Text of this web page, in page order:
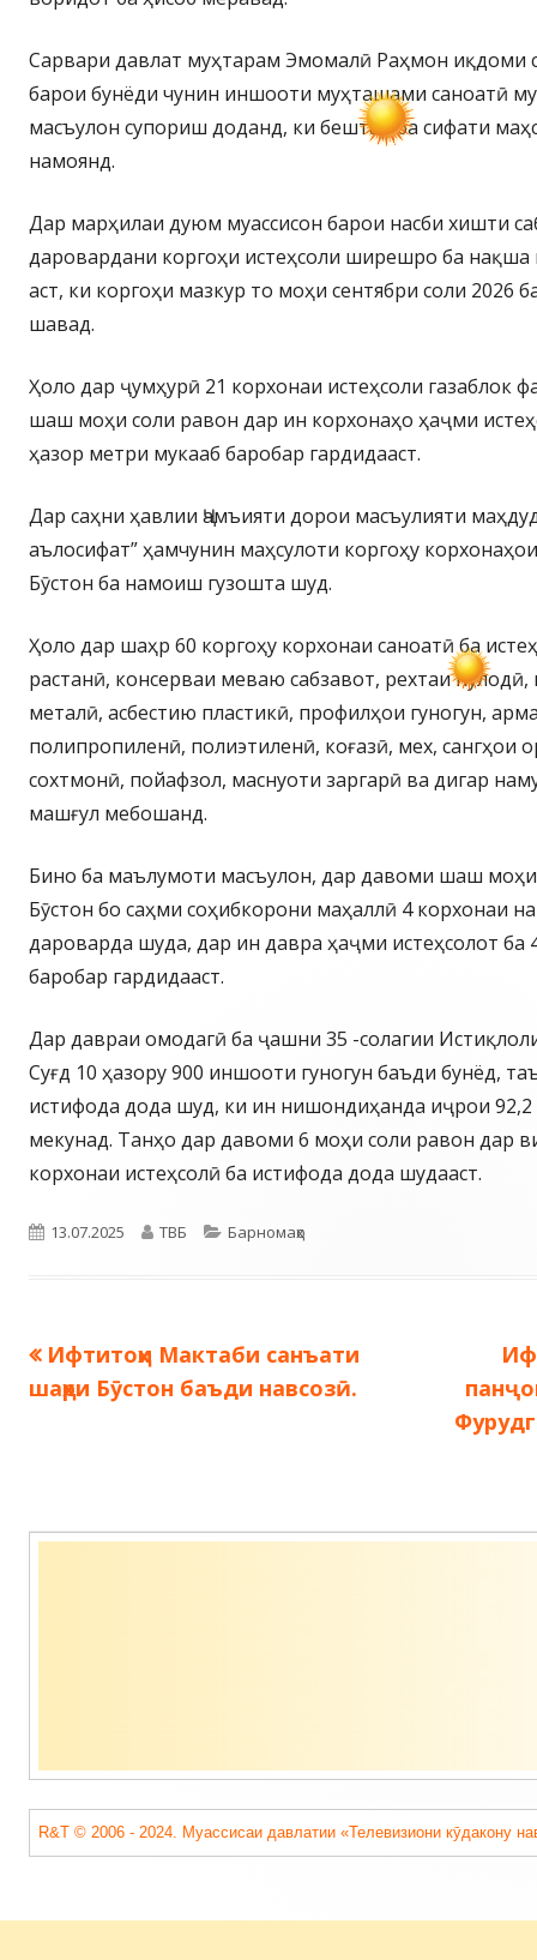
Сарвари давлат муҳтарам Эмомалӣ Раҳмон иқдоми
барои бунёди чунин иншооти муҳташами саноатӣ
масъулон супориш доданд, ки бештар ба сифати
намоянд.
Дар марҳилаи дуюм муассисон барои насби хишти
даровардани коргоҳи истеҳсоли ширешро ба нақша
аст, ки коргоҳи мазкур то моҳи сентябри соли 2026
шавад.
Ҳоло дар ҷумҳурӣ 21 корхонаи истеҳсоли газаблок
шаш моҳи соли равон дар ин корхонаҳо ҳаҷми
ҳазор метри мукааб баробар гардидааст.
Дар саҳни ҳавлии Ҷамъияти дорои масъулияти
аълосифат” ҳамчунин маҳсулоти коргоҳу
Бӯстон ба намоиш гузошта шуд.
Ҳоло дар шаҳр 60 коргоҳу корхонаи саноатӣ ба
растанӣ, консерваи меваю сабзавот, рехтаи
металӣ, асбестию пластикӣ, профилҳои гуногун,
полипропиленӣ, полиэтиленӣ, коғазӣ, мех, сангҳои
сохтмонӣ, пойафзол, маснуоти заргарӣ ва дигар
машғул мебошанд.
Бино ба маълумоти масъулон, дар давоми шаш
Бӯстон бо саҳми соҳибкорони маҳаллӣ 4 корхонаи
дароварда шуда, дар ин давра ҳаҷми истеҳсолот ба
баробар гардидааст.
Дар давраи омодагӣ ба ҷашни 35 -солагии
Суғд 10 ҳазору 900 иншооти гуногун баъди бунёд,
истифода дода шуд, ки ин нишондиҳанда иҷрои
мекунад. Танҳо дар давоми 6 моҳи соли равон дар
корхонаи истеҳсолӣ ба истифода дода шудааст.
Опубликовано
13.07.2025 Автор
ТВБ Рубрики
Барномаҳо
Навигация
по
Предыдущая
запись:
Ифтитоҳи Мактаби санъати
шаҳри Бӯстон баъди навсозӣ.
Содержимое
R&T © 2006 - 2024. Муассисаи давлатии «Телевизиони кӯдакону